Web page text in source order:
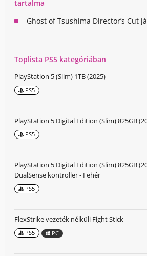
tartalma
Ghost of Tsushima Director’s Cut
Toplista PS5 kategóriában
PlayStation 5 (Slim) 1TB (2025)
PS5
PlayStation 5 Digital Edition (Slim) 825GB
PS5
PlayStation 5 Digital Edition (Slim) 825GB
DualSense kontroller - Fehér
PS5
FlexStrike vezeték nélküli Fight Stick
PS5 PC